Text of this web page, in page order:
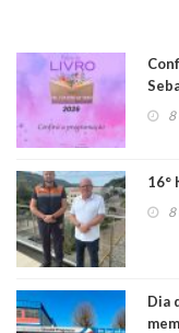
8
16°
8
Dia